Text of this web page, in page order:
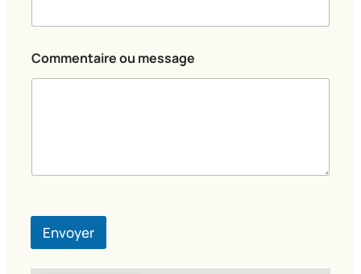
o
m
*
Commentaire ou message
Envoyer